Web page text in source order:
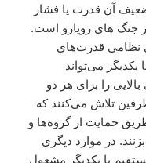
آن قدرت یا فشار
جنگ های رویارو است.
نظامی قدرت‌های
می‌تواند
را برای هر دو
تلاش می‌کنند که
حمایت از گروه‌ها و
در موارد دیگری
با یکدیگر مشغول